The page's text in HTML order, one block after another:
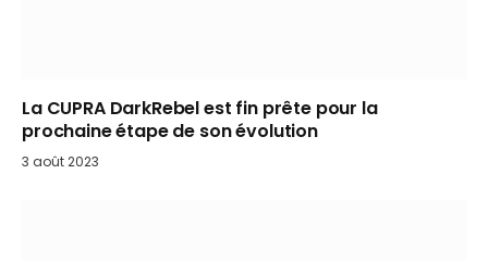
La CUPRA DarkRebel est fin prête pour la
prochaine étape de son évolution
3 août 2023